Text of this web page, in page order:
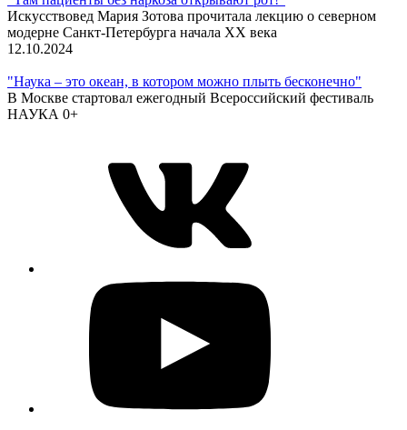
Искусствовед Мария Зотова прочитала лекцию о северном
модерне Санкт-Петербурга начала XX века
12.10.2024
"Наука – это океан, в котором можно плыть бесконечно"
В Москве стартовал ежегодный Всероссийский фестиваль
НАУКА 0+